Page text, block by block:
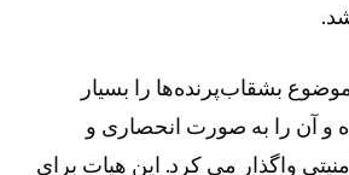
بشقاب‌پرنده‌ها را بسیار
و آن را به صورت انحصاری و
واگذار می کرد. این هیات برای